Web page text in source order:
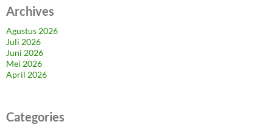
Archives
Agustus 2026
Juli 2026
Juni 2026
Mei 2026
April 2026
Categories